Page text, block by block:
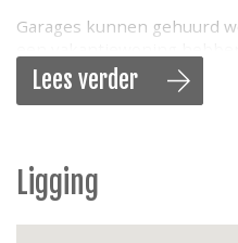
Garages kunnen gehuurd
Lees verder
Ligging